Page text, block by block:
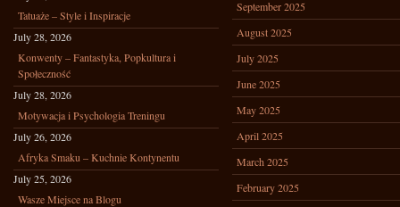
Tatuaże – Style i Inspiracje
July 28, 2026
Konwenty – Fantastyka, Popkultura i
Społeczność
July 28, 2026
Motywacja i Psychologia Treningu
July 26, 2026
Afryka Smaku – Kuchnie Kontynentu
July 25, 2026
Wasze Miejsce na Blogu
September 2025
August 2025
July 2025
June 2025
May 2025
April 2025
March 2025
February 2025